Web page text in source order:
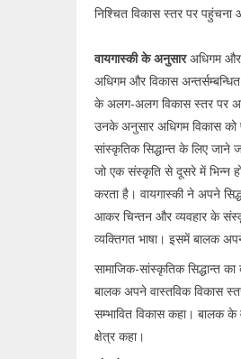
निश्चित विकास स्तर पर
वायगास्की के अनुसारअधिगम और
अधिगम और विकास
के अलग-अलग विकास स्तर पर
उनके अनुसार अधिगम विकास को
सांस्कृतिक सिद्धान्त के लिए जाने
जो एक संस्कृति से दूसरे में भिन्न
करता है। वायगास्की ने अपने
आकर चिन्तन और व्यवहार के
व्यक्तिगत भाषा। इसमें बालक
सामाजिक-सांस्कृतिक सिद्धान्त
बालक अपने वास्तविक विकास
सम्भावित विकास कहा। बालक
क्षेत्र कहा।